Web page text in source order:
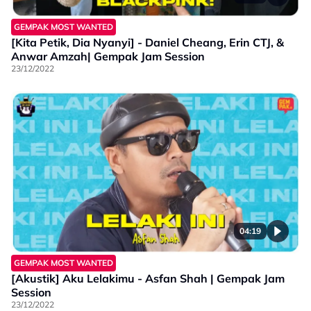
GEMPAK MOST WANTED
[Kita Petik, Dia Nyanyi] - Daniel Cheang, Erin CTJ, &
Anwar Amzah| Gempak Jam Session
23/12/2022
04:19
GEMPAK MOST WANTED
[Akustik] Aku Lelakimu - Asfan Shah | Gempak Jam
Session
23/12/2022